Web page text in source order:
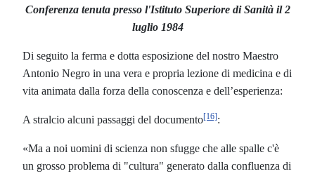
Conferenza tenuta presso l'Istituto Superiore di Sanità il 2
luglio 1984
Di seguito la ferma e dotta esposizione del nostro Maestro
Antonio Negro in una vera e propria lezione di medicina e di
vita animata dalla forza della conoscenza e dell’esperienza:
A stralcio alcuni passaggi del documento[16]:
«Ma a noi uomini di scienza non sfugge che alle spalle c'è
un grosso problema di "cultura" generato dalla confluenza di